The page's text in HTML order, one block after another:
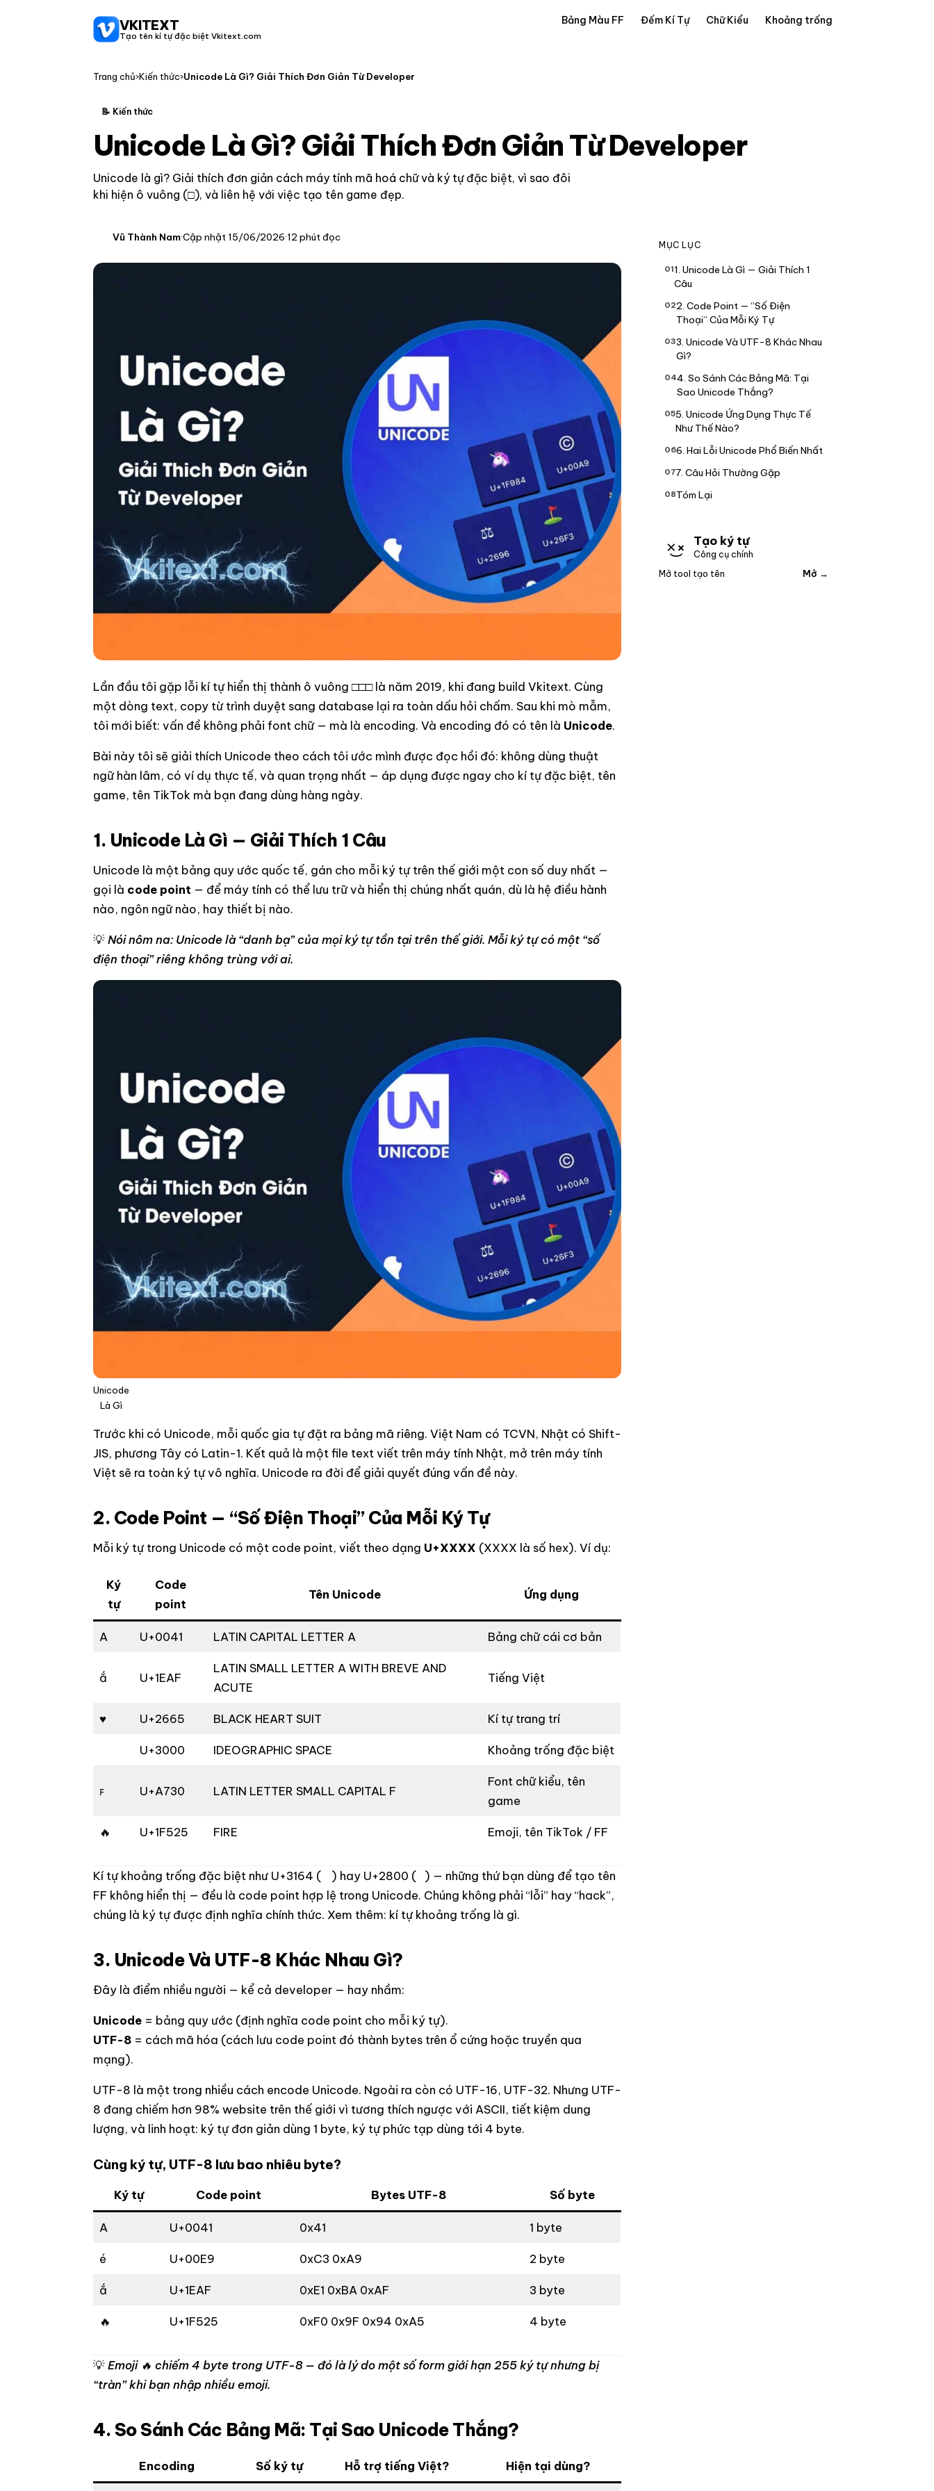
VKITEXT
Tạo tên kí tự đặc biệt Vkitext.com
Bảng Màu FF Đếm Kí Tự Chữ Kiểu Khoảng trống
Trang chủ›Kiến thức›Unicode Là Gì? Giải Thích Đơn Giản Từ Developer
📝 Kiến thức
Unicode Là Gì? Giải Thích Đơn Giản Từ Developer
Unicode là gì? Giải thích đơn giản cách máy tính mã hoá chữ và ký tự đặc biệt, vì sao đôi
khi hiện ô vuông (□), và liên hệ với việc tạo tên game đẹp.
Vũ Thành Nam·Cập nhật 15/06/2026·12 phút đọc
Lần đầu tôi gặp lỗi kí tự hiển thị thành ô vuông □□□ là năm 2019, khi đang build Vkitext. Cùng
một dòng text, copy từ trình duyệt sang database lại ra toàn dấu hỏi chấm. Sau khi mò mẫm,
tôi mới biết: vấn đề không phải font chữ — mà là encoding. Và encoding đó có tên là Unicode.
Bài này tôi sẽ giải thích Unicode theo cách tôi ước mình được đọc hồi đó: không dùng thuật
ngữ hàn lâm, có ví dụ thực tế, và quan trọng nhất — áp dụng được ngay cho kí tự đặc biệt, tên
game, tên TikTok mà bạn đang dùng hàng ngày.
1. Unicode Là Gì — Giải Thích 1 Câu
Unicode là một bảng quy ước quốc tế, gán cho mỗi ký tự trên thế giới một con số duy nhất —
gọi là code point — để máy tính có thể lưu trữ và hiển thị chúng nhất quán, dù là hệ điều hành
nào, ngôn ngữ nào, hay thiết bị nào.
💡Nói nôm na: Unicode là “danh bạ” của mọi ký tự tồn tại trên thế giới. Mỗi ký tự có một “số
điện thoại” riêng không trùng với ai.
Unicode
Là Gì
Trước khi có Unicode, mỗi quốc gia tự đặt ra bảng mã riêng. Việt Nam có TCVN, Nhật có Shift-
JIS, phương Tây có Latin-1. Kết quả là một file text viết trên máy tính Nhật, mở trên máy tính
Việt sẽ ra toàn ký tự vô nghĩa. Unicode ra đời để giải quyết đúng vấn đề này.
2. Code Point — “Số Điện Thoại” Của Mỗi Ký Tự
Mỗi ký tự trong Unicode có một code point, viết theo dạng U+XXXX (XXXX là số hex). Ví dụ:
Ký
tự
Code
point
Tên Unicode Ứng dụng
A U+0041 LATIN CAPITAL LETTER A Bảng chữ cái cơ bản
ắ U+1EAF
LATIN SMALL LETTER A WITH BREVE AND
ACUTE
Tiếng Việt
♥ U+2665 BLACK HEART SUIT Kí tự trang trí
U+3000 IDEOGRAPHIC SPACE Khoảng trống đặc biệt
ꜰ U+A730 LATIN LETTER SMALL CAPITAL F
Font chữ kiểu, tên
game
🔥 U+1F525 FIRE Emoji, tên TikTok / FF
Kí tự khoảng trống đặc biệt như U+3164 (ᅠ) hay U+2800 (⠀) — những thứ bạn dùng để tạo tên
FF không hiển thị — đều là code point hợp lệ trong Unicode. Chúng không phải “lỗi” hay “hack”,
chúng là ký tự được định nghĩa chính thức. Xem thêm: kí tự khoảng trống là gì.
3. Unicode Và UTF-8 Khác Nhau Gì?
Đây là điểm nhiều người — kể cả developer — hay nhầm:
Unicode = bảng quy ước (định nghĩa code point cho mỗi ký tự).
UTF-8 = cách mã hóa (cách lưu code point đó thành bytes trên ổ cứng hoặc truyền qua
mạng).
UTF-8 là một trong nhiều cách encode Unicode. Ngoài ra còn có UTF-16, UTF-32. Nhưng UTF-
8 đang chiếm hơn 98% website trên thế giới vì tương thích ngược với ASCII, tiết kiệm dung
lượng, và linh hoạt: ký tự đơn giản dùng 1 byte, ký tự phức tạp dùng tới 4 byte.
Cùng ký tự, UTF-8 lưu bao nhiêu byte?
Ký tự Code point Bytes UTF-8 Số byte
A U+0041 0x41 1 byte
é U+00E9 0xC3 0xA9 2 byte
ắ U+1EAF 0xE1 0xBA 0xAF 3 byte
🔥 U+1F525 0xF0 0x9F 0x94 0xA5 4 byte
💡Emoji 🔥 chiếm 4 byte trong UTF-8 — đó là lý do một số form giới hạn 255 ký tự nhưng bị
“tràn” khi bạn nhập nhiều emoji.
4. So Sánh Các Bảng Mã: Tại Sao Unicode Thắng?
Encoding Số ký tự Hỗ trợ tiếng Việt? Hiện tại dùng?
MỤC LỤC
1. Unicode Là Gì — Giải Thích 1
Câu
2. Code Point — “Số Điện
Thoại” Của Mỗi Ký Tự
3. Unicode Và UTF-8 Khác Nhau
Gì?
4. So Sánh Các Bảng Mã: Tại
Sao Unicode Thắng?
5. Unicode Ứng Dụng Thực Tế
Như Thế Nào?
6. Hai Lỗi Unicode Phổ Biến Nhất
7. Câu Hỏi Thường Gặp
Tóm Lại
×͜× Tạo ký tự
Công cụ chính
Mở tool tạo tên
Mở →